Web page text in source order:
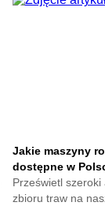
omłot.
Jakie maszyny
dostępne w
Prześwietl
zbioru traw na